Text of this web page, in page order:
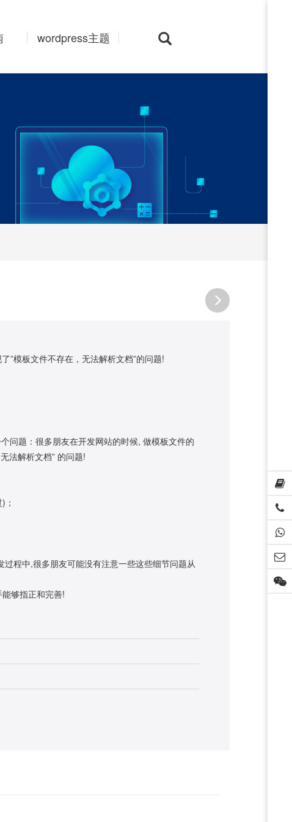
wordpress主题
”模板文件不存在，无法解析文档”的问题!
问题：很多朋友在开发网站的时候, 做模板文件的
法解析文档” 的问题!
；
程中,很多朋友可能没有注意一些这些细节问题从
够指正和完善!